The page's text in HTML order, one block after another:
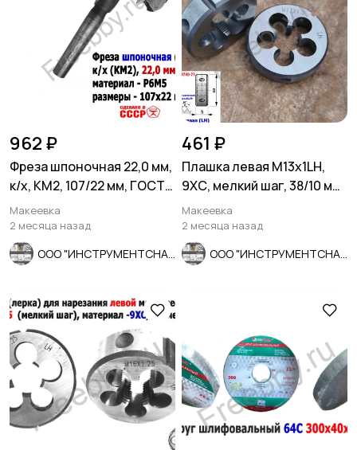
962 ₽
Фреза шпоночная 22,0 мм,
к/х, КМ2, 107/22 мм, ГОСТ
9140-78 ВИЗ, СССР
Макеевка
2 месяца назад
461 ₽
Плашка левая М13х1LH,
9ХС, мелкий шаг, 38/10 мм,
ГОСТ 7740-71
Макеевка
2 месяца назад